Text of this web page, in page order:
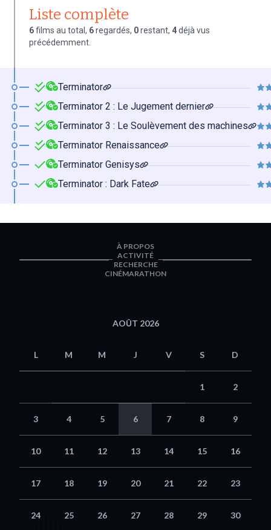
Liste complète
6films au total, 6regardés, 0restant, 4déjà vus
précédemment.
Terminator
Terminator 2 : Le Jugement dernier
Terminator 3 : Le Soulèvement des machines
Terminator Renaissance
Terminator Genisys
Terminator : Dark Fate
À PROPOS
ACTIVITÉ
RECHERCHE
CINÉMARATHON
AOÛT 2026
L M M J V S D
1 2
3 4 5 6 7 8 9
10 11 12 13 14 15 16
17 18 19 20 21 22 23
24 25 26 27 28 29 30